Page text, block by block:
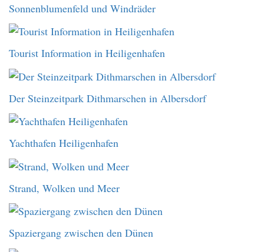
Sonnenblumenfeld und Windräder
Tourist Information in Heiligenhafen
Der Steinzeitpark Dithmarschen in Albersdorf
Yachthafen Heiligenhafen
Strand, Wolken und Meer
Spaziergang zwischen den Dünen